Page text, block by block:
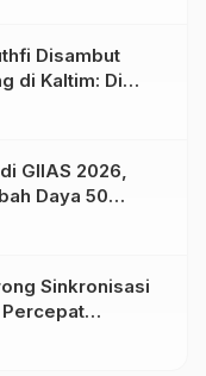
Disambut
di Kaltim: Di
Situ Langit
GIIAS 2026,
Daya 50
Sinkronisasi